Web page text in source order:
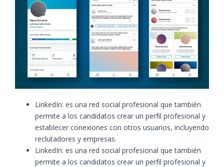
LinkedIn: es una red social profesional que también
permite a los candidatos crear un perfil profesional y
establecer conexiones con otros usuarios, incluyendo
reclutadores y empresas.
LinkedIn: es una red social profesional que también
permite a los candidatos crear un perfil profesional y